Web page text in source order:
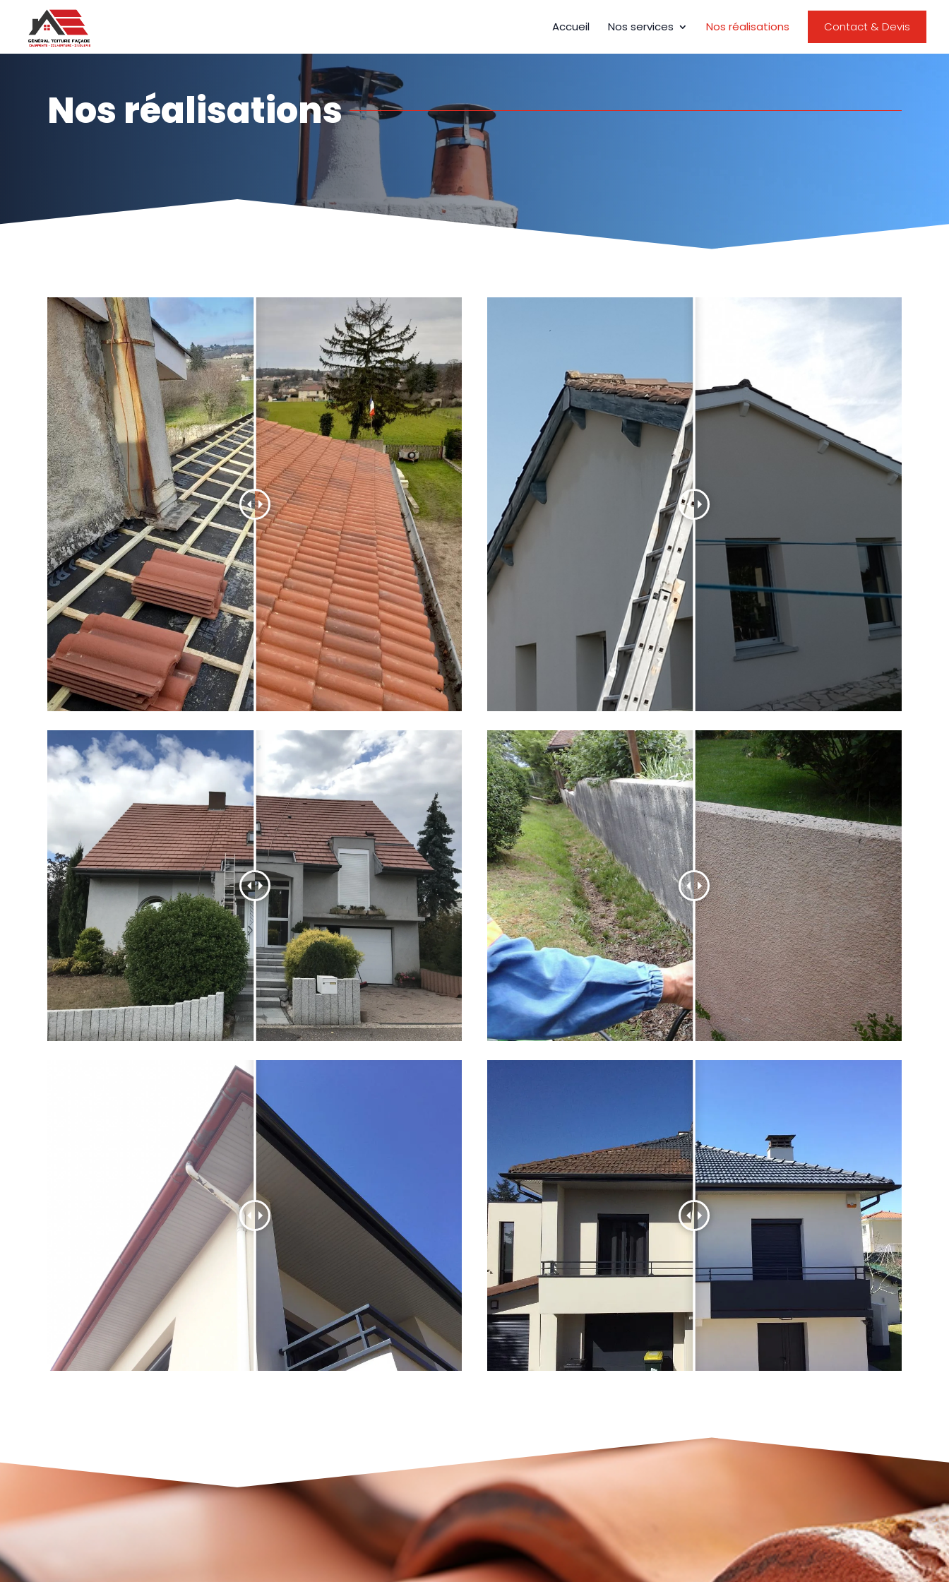
Accueil Nos services Nos réalisations Contact & Devis
Nos réalisations